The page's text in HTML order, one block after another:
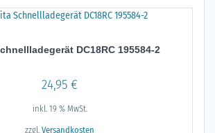
DC18RC 195584-2
24,95 €
inkl. 19 % MwSt.
zzgl. Versandkosten